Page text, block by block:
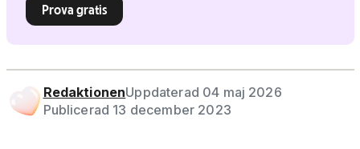
Prova gratis
RedaktionenUppdaterad 04 maj 2026
Publicerad 13 december 2023